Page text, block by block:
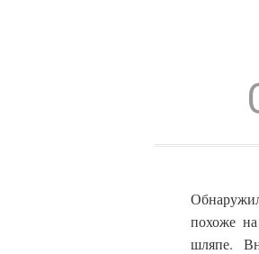
похоже
шляпе.